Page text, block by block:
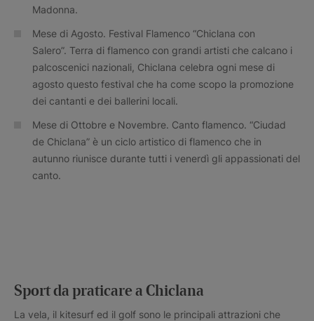
Madonna.
Mese di Agosto. Festival Flamenco “Chiclana con
Salero”. Terra di flamenco con grandi artisti che calcano i
palcoscenici nazionali, Chiclana celebra ogni mese di
agosto questo festival che ha come scopo la promozione
dei cantanti e dei ballerini locali.
Mese di Ottobre e Novembre. Canto flamenco. “Ciudad
de Chiclana” è un ciclo artistico di flamenco che in
autunno riunisce durante tutti i venerdì gli appassionati del
canto.
Sport da praticare a Chiclana
La vela, il kitesurf ed il golf sono le principali attrazioni che